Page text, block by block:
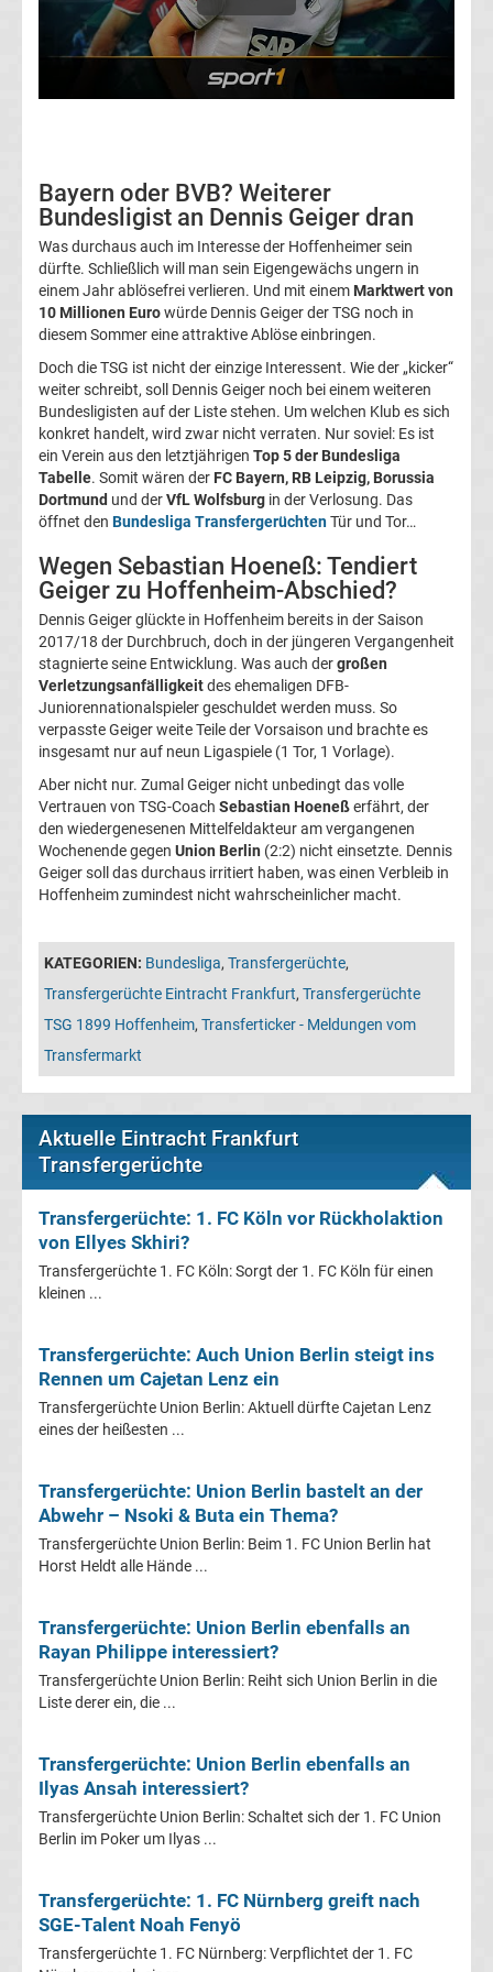
Transfergerüchte
Arminia
Bielefeld
Transfergerüchte
Bayer
Leverkusen
Transfergerüchte
Bayern
München
Transfergerüchte
Dortmund
Transfergerüchte
Mönchengladbach
Chemnitzer
FC
Transfergerüchte
Eintracht
Frankfurt
Transfergerüchte
Cottbus
FC
Augsburg
Bayern oder BVB? Weiterer
Bundesligist an Dennis Geiger dran
Was durchaus auch im Interesse der Hoffenheimer sein
dürfte. Schließlich will man sein Eigengewächs ungern in
einem Jahr ablösefrei verlieren. Und mit einem Marktwert von
10 Millionen Eurowürde Dennis Geiger der TSG noch in
diesem Sommer eine attraktive Ablöse einbringen.
Doch die TSG ist nicht der einzige Interessent. Wie der „kicker“
weiter schreibt, soll Dennis Geiger noch bei einem weiteren
Bundesligisten auf der Liste stehen. Um welchen Klub es sich
konkret handelt, wird zwar nicht verraten. Nur soviel: Es ist
ein Verein aus den letztjährigen Top 5 der Bundesliga
Tabelle. Somit wären der FC Bayern, RB Leipzig, Borussia
Dortmund und derVfL Wolfsburg in der Verlosung. Das
öffnet den Bundesliga TransfergerüchtenTür und Tor…
Wegen Sebastian Hoeneß: Tendiert
Geiger zu Hoffenheim-Abschied?
Dennis Geiger glückte in Hoffenheim bereits in der Saison
2017/18 der Durchbruch, doch in der jüngeren Vergangenheit
stagnierte seine Entwicklung. Was auch dergroßen
Verletzungsanfälligkeitdes ehemaligen DFB-
Juniorennationalspieler geschuldet werden muss. So
verpasste Geiger weite Teile der Vorsaison und brachte es
insgesamt nur auf neun Ligaspiele (1 Tor, 1 Vorlage).
Aber nicht nur. Zumal Geiger nicht unbedingt das volle
Vertrauen von TSG-Coach Sebastian Hoeneßerfährt, der
den wiedergenesenen Mittelfeldakteur am vergangenen
Wochenende gegen Union Berlin (2:2) nicht einsetzte. Dennis
Geiger soll das durchaus irritiert haben, was einen Verbleib in
Hoffenheim zumindest nicht wahrscheinlicher macht.
KATEGORIEN: Bundesliga, Transfergerüchte,
Transfergerüchte Eintracht Frankfurt, Transfergerüchte
TSG 1899 Hoffenheim, Transferticker - Meldungen vom
Transfermarkt
Aktuelle Eintracht Frankfurt
Transfergerüchte
Transfergerüchte: 1. FC Köln vor Rückholaktion
von Ellyes Skhiri?
Transfergerüchte 1. FC Köln: Sorgt der 1. FC Köln für einen
kleinen ...
Transfergerüchte: Auch Union Berlin steigt ins
Rennen um Cajetan Lenz ein
Transfergerüchte Union Berlin: Aktuell dürfte Cajetan Lenz
eines der heißesten ...
Transfergerüchte: Union Berlin bastelt an der
Abwehr – Nsoki & Buta ein Thema?
Transfergerüchte Union Berlin: Beim 1. FC Union Berlin hat
Horst Heldt alle Hände ...
Transfergerüchte: Union Berlin ebenfalls an
Rayan Philippe interessiert?
Transfergerüchte Union Berlin: Reiht sich Union Berlin in die
Liste derer ein, die ...
Transfergerüchte: Union Berlin ebenfalls an
Ilyas Ansah interessiert?
Transfergerüchte Union Berlin: Schaltet sich der 1. FC Union
Berlin im Poker um Ilyas ...
Transfergerüchte: 1. FC Nürnberg greift nach
SGE-Talent Noah Fenyö
Transfergerüchte 1. FC Nürnberg: Verpflichtet der 1. FC